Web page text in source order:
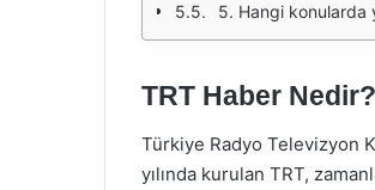
5. Hangi konularda
TRT Haber Nedir?
Türkiye Radyo Televizyon
yılında kurulan TRT,